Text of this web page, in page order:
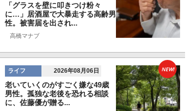
「グラスを壁に叩きつけ粉々
に…」居酒屋で大暴走する高齢男
性。被害届を出され...
高橋マナブ
ライフ 2026年08月06日
老いていくのがすごく嫌な49歳
男性。孤独な老後を恐れる相談
に、佐藤優が贈る...
NEW!